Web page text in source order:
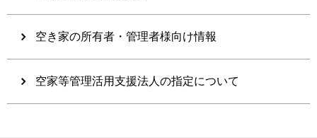
空き家の所有者・管理者様向け情報
空家等管理活用支援法人の指定について